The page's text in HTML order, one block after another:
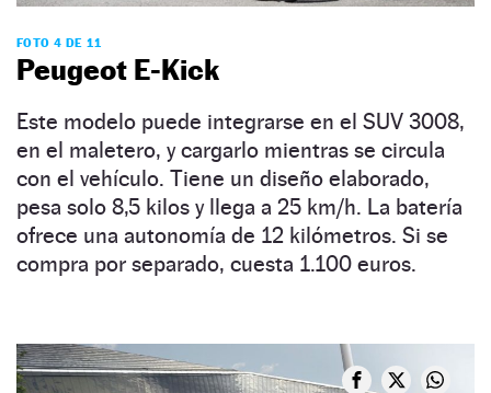
FOTO 4 DE 11
Peugeot E-Kick
Este modelo puede integrarse en el SUV 3008,
en el maletero, y cargarlo mientras se circula
con el vehículo. Tiene un diseño elaborado,
pesa solo 8,5 kilos y llega a 25 km/h. La batería
ofrece una autonomía de 12 kilómetros. Si se
compra por separado, cuesta 1.100 euros.